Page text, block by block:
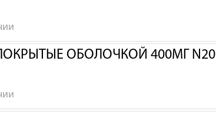
ОБОЛОЧКОЙ 400МГ N20